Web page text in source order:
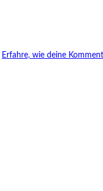
Erfahre, wie deine